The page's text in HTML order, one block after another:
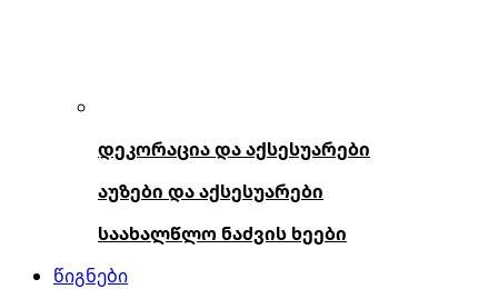
დეკორაცია და აქსესუარები
აუზები და აქსესუარები
საახალწლო ნაძვის ხეები
წიგნები